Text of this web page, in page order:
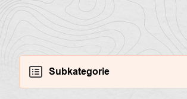
Subkategorie